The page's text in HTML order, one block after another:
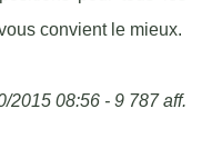
convient le mieux.
2015 08:56 - 9 787 aff.